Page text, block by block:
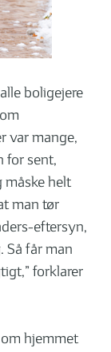
boligejere
var mange,
for sent,
helt
man tør
eftersyn,
får man
forklarer
hjemmet